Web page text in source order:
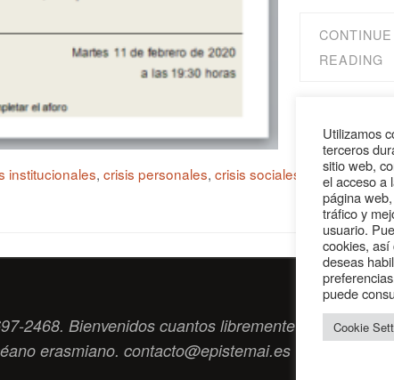
CONTINUE
READING
institucionales, crisis personales, crisis sociales
2468. Bienvenidos cuantos libremente tengan algo
erasmiano. contacto@epistemai.es
Utilizamos
terceros
sitio web,
el acceso a
página
tráfico y
usuario.
cookies, así
deseas
puede
Cookie